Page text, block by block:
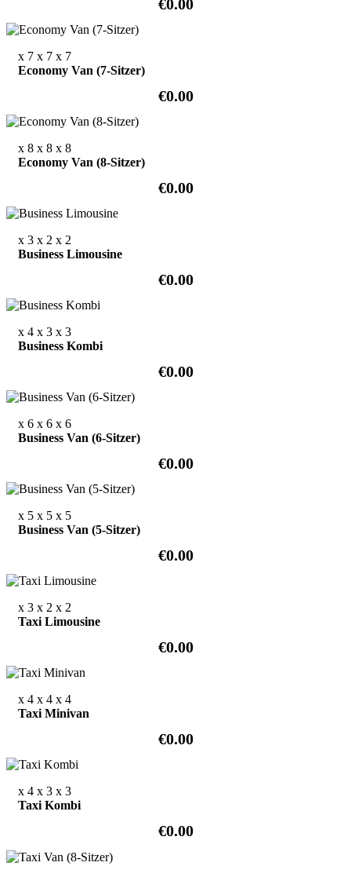
€0.00
x 7 x 7 x 7
Economy Van (7-Sitzer)
€0.00
x 8 x 8 x 8
Economy Van (8-Sitzer)
€0.00
x 3 x 2 x 2
Business Limousine
€0.00
x 4 x 3 x 3
Business Kombi
€0.00
x 6 x 6 x 6
Business Van (6-Sitzer)
€0.00
x 5 x 5 x 5
Business Van (5-Sitzer)
€0.00
x 3 x 2 x 2
Taxi Limousine
€0.00
x 4 x 4 x 4
Taxi Minivan
€0.00
x 4 x 3 x 3
Taxi Kombi
€0.00